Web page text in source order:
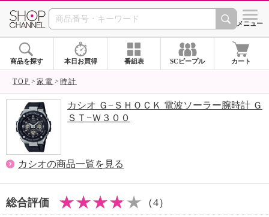
SHOP CHANNEL シメニュー
商品を探す 本日お買得 番組表 SCピープル カート
TOP 家電 時計
カシオ Ｇ−ＳＨＯＣＫ 電波ソーラー腕時計 Ｇ
ＳＴ−Ｗ３００
カシオの商品一覧を見る
総合評価 （4）